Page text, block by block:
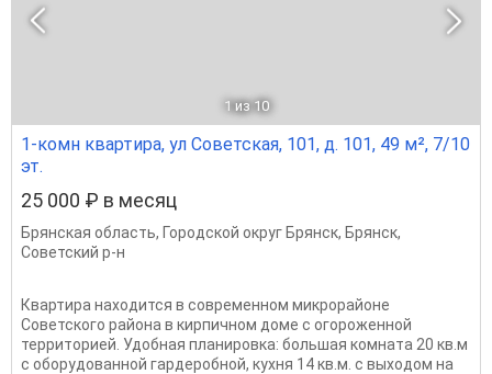
1 из 10
1-комн квартира, ул Советская, 101, д. 101, 49 м², 7/10
эт.
25 000 ₽ в месяц
Брянская область, Городской округ Брянск, Брянск,
Советский р-н
Квартира находится в современном микрорайоне
Советского района в кирпичном доме с огороженной
территорией. Удобная планировка: большая комната 20 кв.м
с оборудованной гардеробной, кухня 14 кв.м. с выходом на